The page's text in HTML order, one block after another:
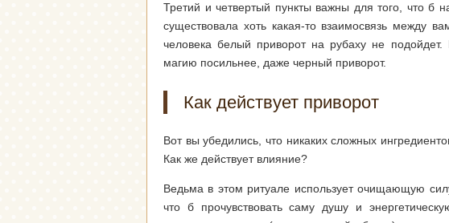
Третий и четвертый пункты важны для того, что б
существовала хоть какая-то взаимосвязь между
человека белый приворот на рубаху не
магию посильнее, даже черный приворот.
Как действует приворот
Вот вы убедились, что никаких сложных
Как же действует влияние?
Ведьма в этом ритуале использует очищающую
что б прочувствовать саму душу и